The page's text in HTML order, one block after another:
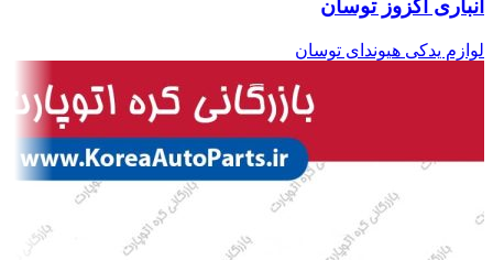
انباری اگزوز توسان
لوازم یدکی هیوندای توسان